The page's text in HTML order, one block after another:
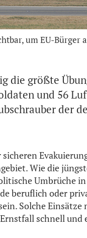
um EU-Bürger
die größte
und 56
der
Wie die
Umbrüche
beruflich oder
Solche Einsätze
schnell und